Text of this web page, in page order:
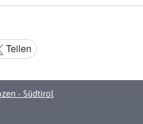
Teilen
- Südtirol